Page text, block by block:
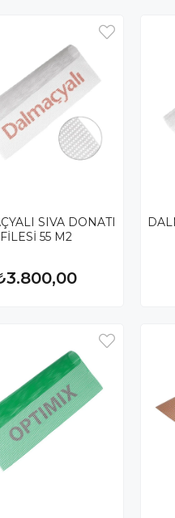
SIVA DONATI
FİLESİ 55 M2